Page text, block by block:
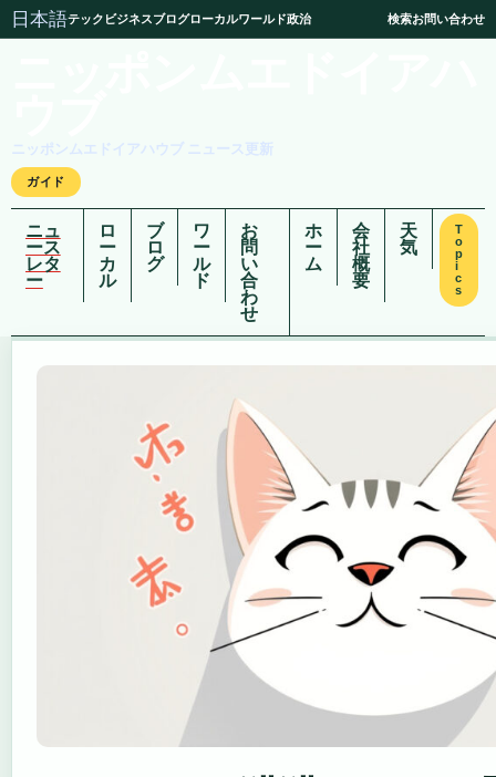
日本語テック ビジネスブログローカルワールド政治 検索お問い合わせ
ニッポンムエドイアハウブ ニュース更新
ガイド
ニュ
ース
レタ
ー
ロ
ー
カ
ル
ブ
ロ
グ
ワ
ー
ル
ド
お
問
い
合
わ
せ
ホ
ー
ム
会
社
概
要
天
気
T
o
p
i
c
s